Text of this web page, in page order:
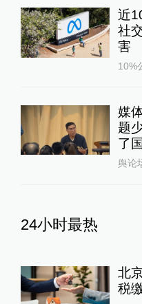
近
社
害
10%
媒
题
了
舆论
24小时最热
北
税